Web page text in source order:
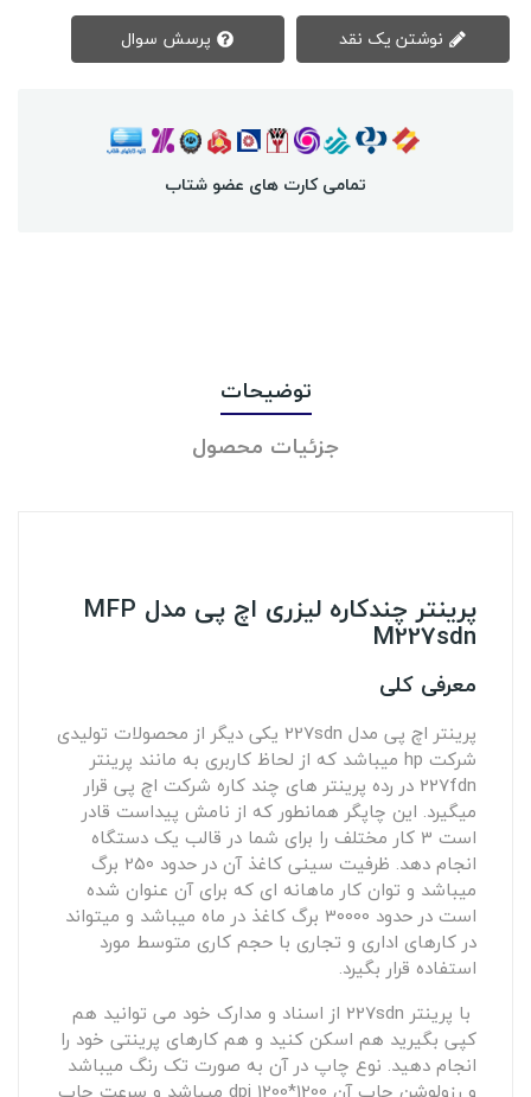
تمامی کارت های عضو شتاب
توضیحات
جزئیات محصول
پرینتر چندکاره لیزری اچ پی مدل MFP
M227sdn
معرفی کلی
پرینتر اچ پی مدل 227sdn یکی دیگر از محصولات تولیدی
شرکت hp میباشد که از لحاظ کاربری به مانند پرینتر
227fdn در رده پرینتر های چند کاره شرکت اچ پی قرار
میگیرد. این چاپگر همانطور که از نامش پیداست قادر
است 3 کار مختلف را برای شما در قالب یک دستگاه
انجام دهد. ظرفیت سینی کاغذ آن در حدود 250 برگ
میباشد و توان کار ماهانه ای که برای آن عنوان شده
است در حدود 30000 برگ کاغذ در ماه میباشد و میتواند
در کارهای اداری و تجاری با حجم کاری متوسط مورد
استفاده قرار بگیرد.
با پرینتر 227sdn از اسناد و مدارک خود می توانید هم
کپی بگیرید هم اسکن کنید و هم کارهای پرینتی خود را
انجام دهید. نوع چاپ در آن به صورت تک رنگ میباشد